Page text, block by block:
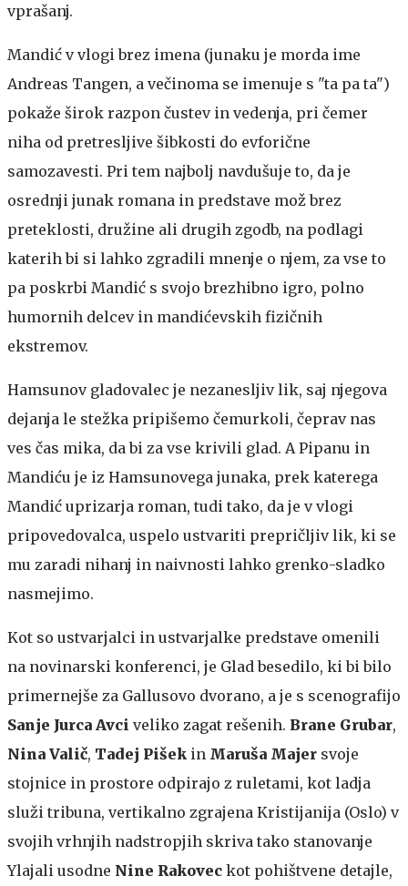
vprašanj.
Mandić v vlogi brez imena (junaku je morda ime
Andreas Tangen, a večinoma se imenuje s "ta pa ta")
pokaže širok razpon čustev in vedenja, pri čemer
niha od pretresljive šibkosti do evforične
samozavesti. Pri tem najbolj navdušuje to, da je
osrednji junak romana in predstave mož brez
preteklosti, družine ali drugih zgodb, na podlagi
katerih bi si lahko zgradili mnenje o njem, za vse to
pa poskrbi Mandić s svojo brezhibno igro, polno
humornih delcev in mandićevskih fizičnih
ekstremov.
Hamsunov gladovalec je nezanesljiv lik, saj njegova
dejanja le stežka pripišemo čemurkoli, čeprav nas
ves čas mika, da bi za vse krivili glad. A Pipanu in
Mandiću je iz Hamsunovega junaka, prek katerega
Mandić uprizarja roman, tudi tako, da je v vlogi
pripovedovalca, uspelo ustvariti prepričljiv lik, ki se
mu zaradi nihanj in naivnosti lahko grenko-sladko
nasmejimo.
Kot so ustvarjalci in ustvarjalke predstave omenili
na novinarski konferenci, je Glad besedilo, ki bi bilo
primernejše za Gallusovo dvorano, a je s scenografijo
Sanje Jurca Avci veliko zagat rešenih. Brane Grubar,
Nina Valič, Tadej Pišek in Maruša Majer svoje
stojnice in prostore odpirajo z ruletami, kot ladja
služi tribuna, vertikalno zgrajena Kristijanija (Oslo) v
svojih vrhnjih nadstropjih skriva tako stanovanje
Ylajali usodne Nine Rakovec kot pohištvene detajle,